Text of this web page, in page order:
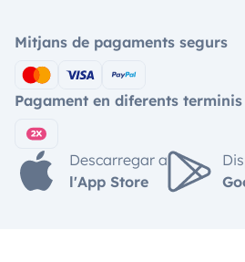
Mitjans de pagaments segurs
Pagament en diferents terminis
Descarregar a
l'App Store